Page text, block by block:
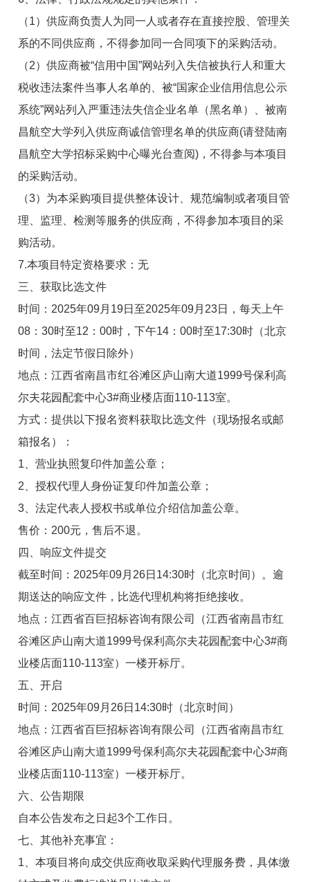
（1）供应商负责人为同一人或者存在直接控股、管理关
系的不同供应商，不得参加同一合同项下的采购活动。
（2）供应商被“信用中国”网站列入失信被执行人和重大
税收违法案件当事人名单的、被“国家企业信用信息公示
系统”网站列入严重违法失信企业名单（黑名单）、被南
昌航空大学列入供应商诚信管理名单的供应商(请登陆南
昌航空大学招标采购中心曝光台查阅)，不得参与本项目
的采购活动。
（3）为本采购项目提供整体设计、规范编制或者项目管
理、监理、检测等服务的供应商，不得参加本项目的采
购活动。
7.本项目特定资格要求：无
三、获取比选文件
时间：2025年09月19日至2025年09月23日，每天上午
08：30时至12：00时，下午14：00时至17:30时（北京
时间，法定节假日除外）
地点：江西省南昌市红谷滩区庐山南大道1999号保利高
尔夫花园配套中心3#商业楼店面110-113室。
方式：提供以下报名资料获取比选文件（现场报名或邮
箱报名）：
1、营业执照复印件加盖公章；
2、授权代理人身份证复印件加盖公章；
3、法定代表人授权书或单位介绍信加盖公章。
售价：200元，售后不退。
四、响应文件提交
截至时间：2025年09月26日14:30时（北京时间）。逾
期送达的响应文件，比选代理机构将拒绝接收。
地点：江西省百巨招标咨询有限公司（江西省南昌市红
谷滩区庐山南大道1999号保利高尔夫花园配套中心3#商
业楼店面110-113室）一楼开标厅。
五、开启
时间：2025年09月26日14:30时（北京时间）
地点：江西省百巨招标咨询有限公司（江西省南昌市红
谷滩区庐山南大道1999号保利高尔夫花园配套中心3#商
业楼店面110-113室）一楼开标厅。
六、公告期限
自本公告发布之日起3个工作日。
七、其他补充事宜：
1、本项目将向成交供应商收取采购代理服务费，具体缴